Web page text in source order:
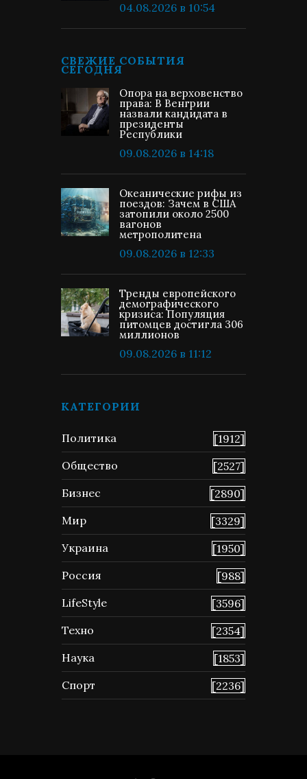
04.08.2026 в 10:54
СВЕЖИЕ СОБЫТИЯ
СЕГОДНЯ
Опора на верховенство
права: В Венгрии
назвали кандидата в
президенты
Республики
09.08.2026 в 14:18
Океанические рифы из
поездов: Зачем в США
затопили около 2500
вагонов
метрополитена
09.08.2026 в 12:33
Тренды европейского
демографического
кризиса: Популяция
питомцев достигла 306
миллионов
09.08.2026 в 11:12
КАТЕГОРИИ
Политика
[1912]
Общество
[2527]
Бизнес
[2890]
Мир
[3329]
Украина
[1950]
Россия
[988]
LifeStyle
[3596]
Техно
[2354]
Наука
[1853]
Спорт
[2236]